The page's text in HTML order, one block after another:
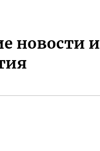
новости и